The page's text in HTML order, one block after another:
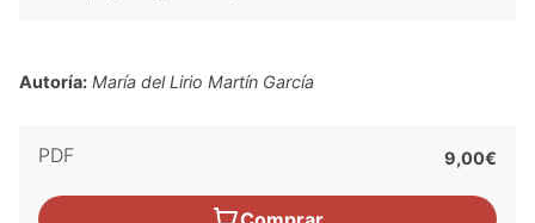
Autoría: María del Lirio Martín García
PDF 9,00€